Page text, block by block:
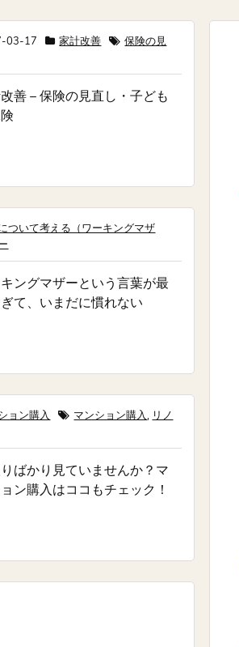
03-17 家計改善
保険の見
善 – 保険の見直し・子ども
ついて考える（ワーキングマザ
ングマザーという言葉が最
て、いまだに慣れない
ョン購入 マンション購入, リノ
ばかり見ていませんか？マ
ン購入はココもチェック！